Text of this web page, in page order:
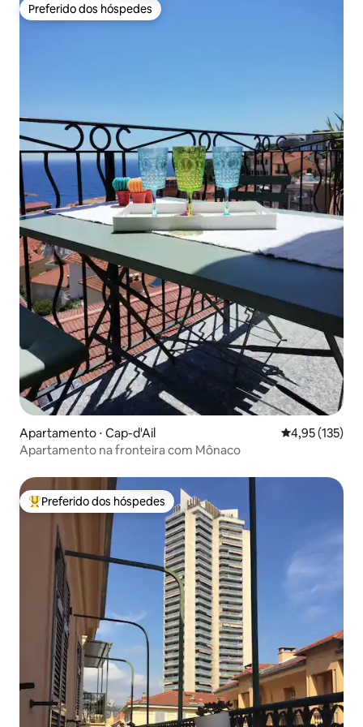
Preferido dos hóspedes
Preferido dos hóspedes
Apartamento ⋅ Cap-d'Ail 4,95 de uma
4,95 (135)
Apartamento na fronteira com Mônaco
Entre os melhores preferidos dos hóspedes
Preferido dos hóspedes